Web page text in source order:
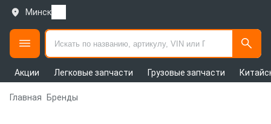
Минск
Акции Легковые запчасти Грузовые запчасти
Главная Бренды